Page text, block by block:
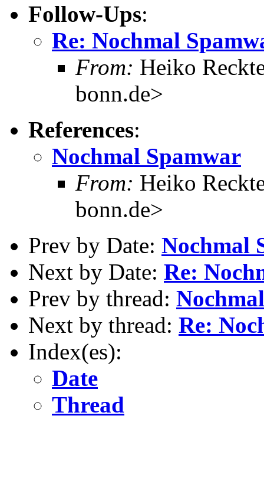
Follow-Ups:
Re: Nochmal
From: Heiko
bonn.de>
References:
Nochmal Spamwar
From: Heiko
bonn.de>
Prev by Date: Nochmal
Next by Date: Re:
Prev by thread:
Next by thread: Re:
Index(es):
Date
Thread